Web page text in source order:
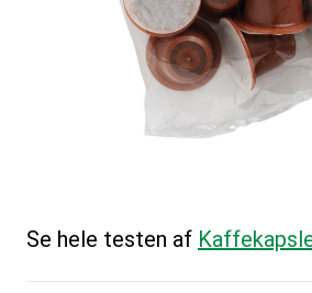
Se hele testen af